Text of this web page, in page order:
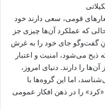
قومی، سعی دارند خود
که عملکرد آن‌ها چیزی جز
گفت‌وگو جای خود را به غرش
ذبح می‌شود، امنیت و اعتبار
را دارند. دنیای امروز،
اما این گروه‌ها با
را در ذهن افکار عمومی